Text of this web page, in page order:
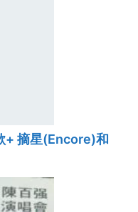
+ 摘星(Encore)和